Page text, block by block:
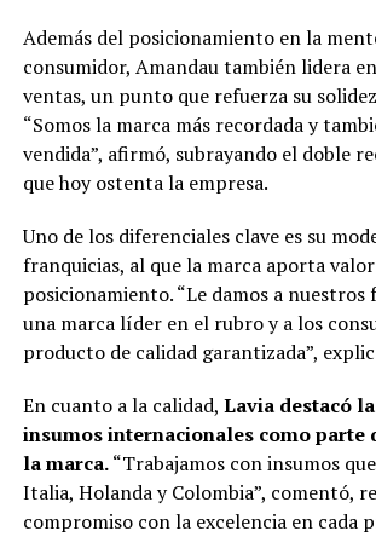
Además del posicionamiento en la
consumidor, Amandau también lidera
ventas, un punto que refuerza su
“Somos la marca más recordada y
vendida”, afirmó, subrayando el doble
que hoy ostenta la empresa.
Uno de los diferenciales clave es su
franquicias, al que la marca aporta
posicionamiento. “Le damos a nuestros
una marca líder en el rubro y a los
producto de calidad garantizada”,
En cuanto a la calidad, Lavia destacó
insumos internacionales como parte
la marca.“Trabajamos con insumos
Italia, Holanda y Colombia”, comentó,
compromiso con la excelencia en cada